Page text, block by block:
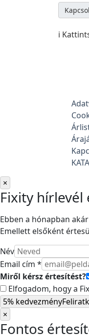
ℹ️
×
Fixity hírlevél
Ebben a hónapban
Emellett elsőként
Név
Email cím *
Miről kérsz értesítést?
Elfogadom, hogy a
5% kedvezmény
×
Fontos